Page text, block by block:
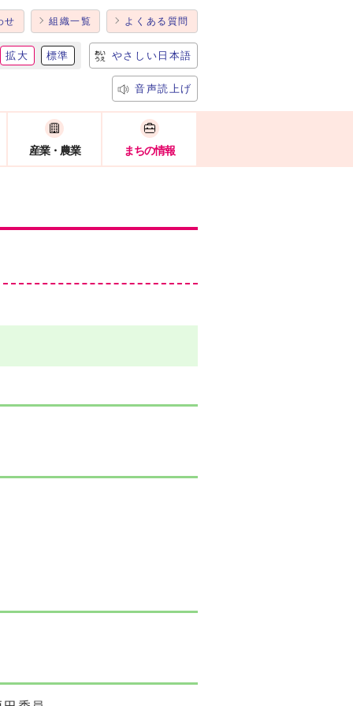
せ 組織一覧 よくある質問
拡大 標準 やさしい日本語
音声読上げ
産業・農業 まちの情報